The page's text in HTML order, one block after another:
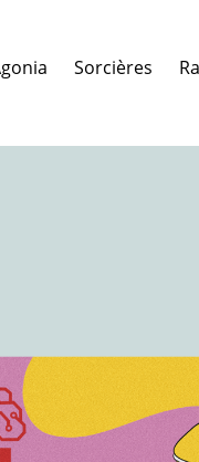
Sorcières